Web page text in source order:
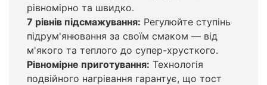
рівномірно та швидко.
7 рівнів підсмажування: Регулюйте ступінь
підрум'янювання за своїм смаком — від
м'якого та теплого до супер-хрусткого.
Рівномірне приготування: Технологія
подвійного нагрівання гарантує, що тост